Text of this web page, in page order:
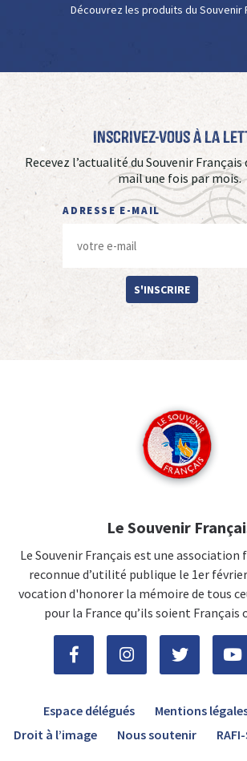
Découvrez les produits du Souvenir
Inscrivez-vous à La
Recevez l’actualité du Souvenir
mail une fois par mois.
ADRESSE E-MAIL
S'INSCRIRE
Le Souvenir
Le Souvenir Français est une association
reconnue d’utilité publique le 1er
vocation d'honorer la mémoire de tous
pour la France qu’ils soient Français
Espace délégués Mentions
Droit à l’image
Nous soutenir